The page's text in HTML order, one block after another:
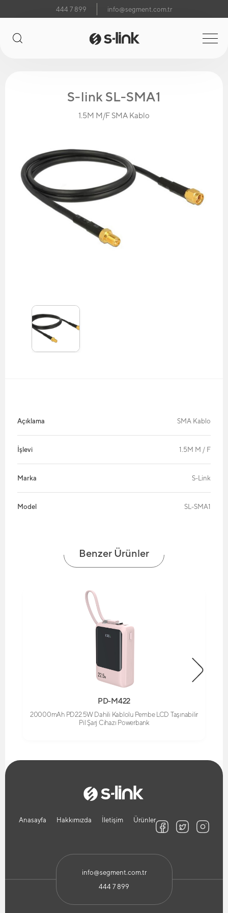
444 7 899 info@segment.com.tr
S-link SL-SMA1
1.5M M/F SMA Kablo
Açıklama SMA Kablo
İşlevi 1.5M M / F
Marka S-Link
Model SL-SMA1
Benzer Ürünler
PD-M422
20000mAh PD22.5W Dahili Kablolu Pembe LCD Taşınabilir
Pil Şarj Cihazı Powerbank
Anasayfa Hakkımızda İletişim Ürünler
info@segment.com.tr
444 7 899